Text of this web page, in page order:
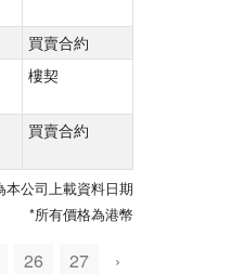
買賣合約
樓契
買賣合約
本公司上載資料日期
*所有價格為港幣
26 27 ›